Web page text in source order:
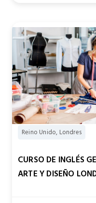
Reino Unido, Londres
CURSO DE INGLÉS
ARTE Y DISEÑO